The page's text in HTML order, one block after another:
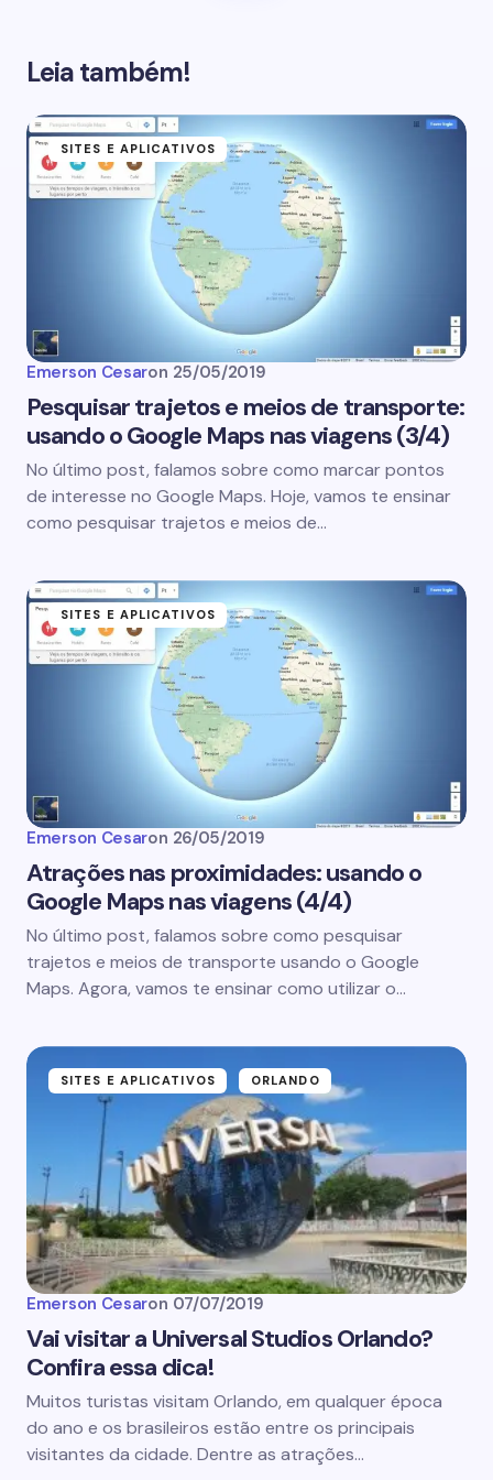
Leia também!
SITES E APLICATIVOS
Emerson Cesaron 25/05/2019
Pesquisar trajetos e meios de transporte:
usando o Google Maps nas viagens (3/4)
No último post, falamos sobre como marcar pontos
de interesse no Google Maps. Hoje, vamos te ensinar
como pesquisar trajetos e meios de…
SITES E APLICATIVOS
Emerson Cesaron 26/05/2019
Atrações nas proximidades: usando o
Google Maps nas viagens (4/4)
No último post, falamos sobre como pesquisar
trajetos e meios de transporte usando o Google
Maps. Agora, vamos te ensinar como utilizar o…
SITES E APLICATIVOS ORLANDO
Emerson Cesaron 07/07/2019
Vai visitar a Universal Studios Orlando?
Confira essa dica!
Muitos turistas visitam Orlando, em qualquer época
do ano e os brasileiros estão entre os principais
visitantes da cidade. Dentre as atrações…